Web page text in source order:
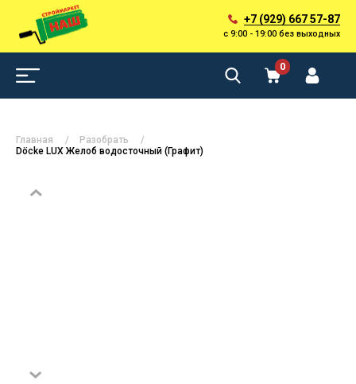
+7 (929) 667 57-87
с 9:00 - 19:00 без выходных
0
Главная
Разобрать
Döcke LUX Желоб водосточный (Графит)